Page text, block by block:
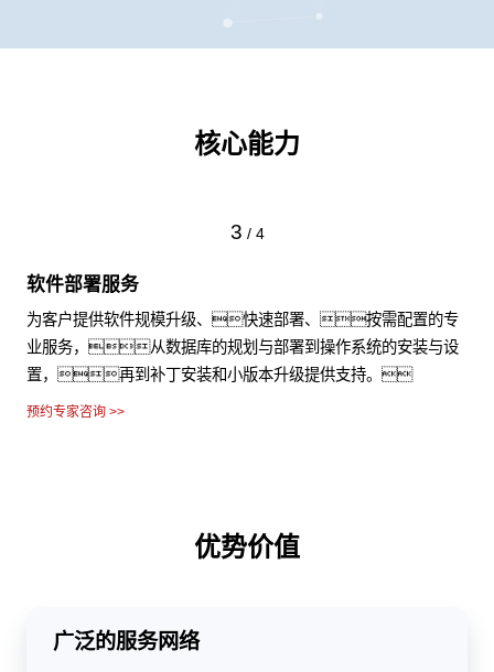
核心能力
3 / 4
软件部署服务
为客户提供软件规模升级、快速部署、按需配置的专
业服务，从数据库的规划与部署到操作系统的安装与设
置，再到补丁安装和小版本升级提供支持。
预约专家咨询 >>
优势价值
广泛的服务网络